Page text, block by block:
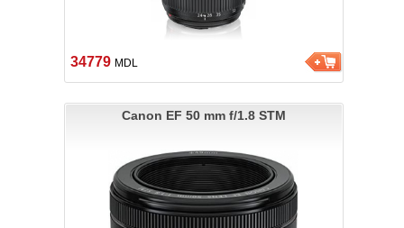
34779 MDL
Canon EF 50 mm f/1.8 STM